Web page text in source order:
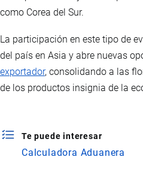
como Corea del Sur.
La participación en este tipo de
del país en Asia y abre nuevas
exportador, consolidando a las
de los productos insignia de la
Te puede interesar
Calculadora Aduanera